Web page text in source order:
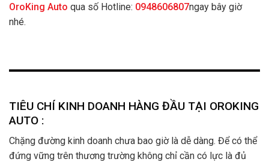
OroKing Auto qua số Hotline: 0948606807ngay bây giờ
nhé.
TIÊU CHÍ KINH DOANH HÀNG ĐẦU TẠI OROKING
AUTO :
Chặng đường kinh doanh chưa bao giờ là dễ dàng. Để có thể
đứng vững trên thương trường không chỉ cần có lực là đủ